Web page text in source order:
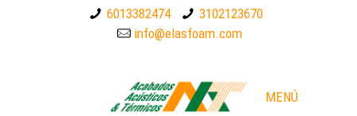
6013382474
3102123670
info@elasfoam.com
MENÚ